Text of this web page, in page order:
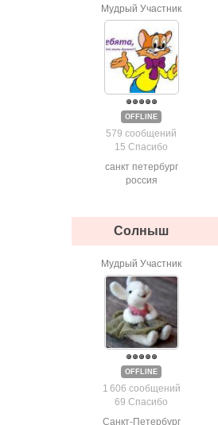
Мудрый Участник
OFFLINE
579 сообщений
15 Спасибо
санкт петербург
россия
Солныш
Мудрый Участник
OFFLINE
1 606 сообщений
69 Спасибо
Санкт-Петербург